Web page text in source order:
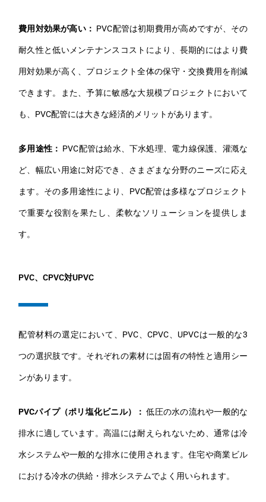
費用対効果が高い： PVC配管は初期費用が高めですが、その
耐久性と低いメンテナンスコストにより、長期的にはより費
用対効果が高く、プロジェクト全体の保守・交換費用を削減
できます。また、予算に敏感な大規模プロジェクトにおいて
も、PVC配管には大きな経済的メリットがあります。
多用途性： PVC配管は給水、下水処理、電力線保護、灌漑な
ど、幅広い用途に対応でき、さまざまな分野のニーズに応え
ます。その多用途性により、PVC配管は多様なプロジェクト
で重要な役割を果たし、柔軟なソリューションを提供しま
す。
PVC、CPVC対UPVC
配管材料の選定において、PVC、CPVC、UPVCは一般的な3
つの選択肢です。それぞれの素材には固有の特性と適用シー
ンがあります。
PVCパイプ（ポリ塩化ビニル）： 低圧の水の流れや一般的な
排水に適しています。高温には耐えられないため、通常は冷
水システムや一般的な排水に使用されます。住宅や商業ビル
における冷水の供給・排水システムでよく用いられます。